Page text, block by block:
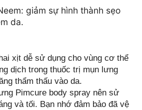
giảm sự hình thành sẹo
da.
xịt dễ sử dụng cho vùng cơ thể
dịch trong thuốc trị mụn lưng
thẩm thấu vào da.
Pimcure body spray nên sử
và tối. Bạn nhớ đảm bảo đã vệ